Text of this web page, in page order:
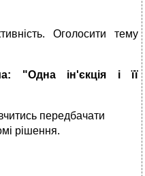
Оголосити тему
"Одна ін'єкція і її
передбачати
рішення.